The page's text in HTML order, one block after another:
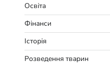
Освіта
Фінанси
Історія
Розведення тварин